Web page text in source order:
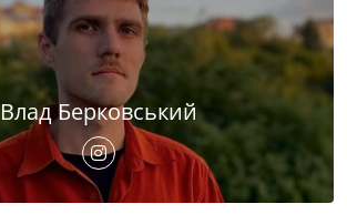
Влад Берковський